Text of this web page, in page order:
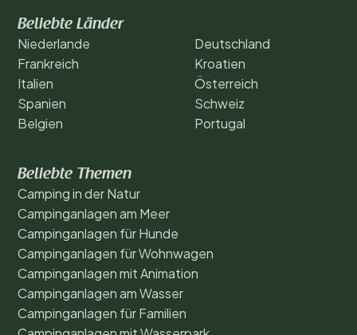
Beliebte Länder
Niederlande
Frankreich
Italien
Spanien
Belgien
Deutschland
Kroatien
Österreich
Schweiz
Portugal
Beliebte Themen
Camping in der Natur
Campinganlagen am Meer
Campinganlagen für Hunde
Campinganlagen für Wohnwagen
Campinganlagen mit Animation
Campinganlagen am Wasser
Campinganlagen für Familien